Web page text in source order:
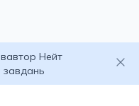
Нейт
завдань